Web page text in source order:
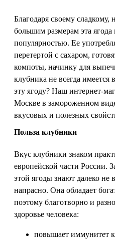
Благодаря своему
большим размерам эта ягода
популярностью. Ее
перетертой с сахаром,
компоты, начинку для
клубника не всегда имеется
эту ягоду? Наш интернет-
Москве в замороженном
вкусовых и полезных
Польза клубники
Вкус клубники знаком
европейской части России.
этой ягоды знают далеко не
напрасно. Она обладает
поэтому благотворно и
здоровье человека:
повышает иммунитет